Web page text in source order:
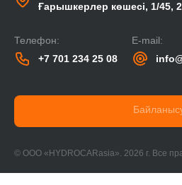
Ғарышкерлер көшесі, 1/45,
Телефон:
+7 701 234 25 08
E-mail:
© ООО «HYDROCARasia». 2026 г. Все